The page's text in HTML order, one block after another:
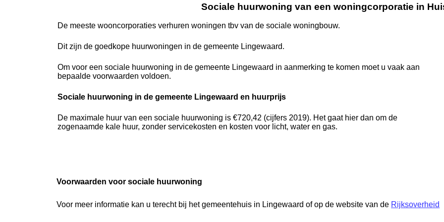
Sociale huurwoning van een woningcorporatie in
De meeste wooncorporaties verhuren woningen tbv van de sociale woningbouw.
Dit zijn de goedkope huurwoningen in de gemeente Lingewaard.
Om voor een sociale huurwoning in de gemeente Lingewaard in aanmerking te komen moet u vaak aan
bepaalde voorwaarden voldoen.
Sociale huurwoning in de gemeente Lingewaard en huurprijs
De maximale huur van een sociale huurwoning is €720,42 (cijfers 2019). Het gaat hier dan om de
zogenaamde kale huur, zonder servicekosten en kosten voor licht, water en gas.
Voorwaarden voor sociale huurwoning
Voor meer informatie kan u terecht bij het gemeentehuis in Lingewaard of op de website van de Rijksoverheid